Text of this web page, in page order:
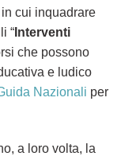
cui inquadrare
“ Interventi
che possono
e ludico
Nazionali per
a loro volta, la